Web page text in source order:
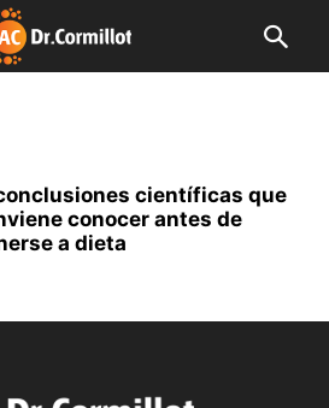
científicas que
conocer antes de
a dieta